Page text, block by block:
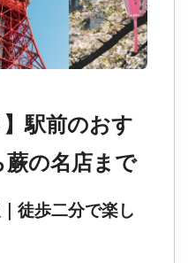
】駅前のおす
の名店まで
徒歩二分で楽し